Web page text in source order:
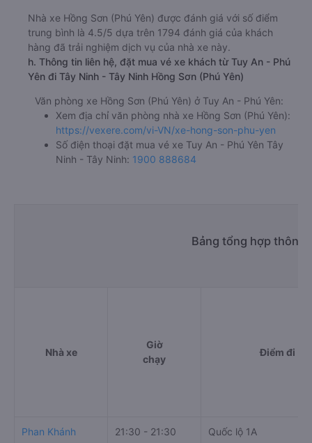
Nhà xe Hồng Sơn (Phú Yên) được đánh giá với số điểm
trung bình là 4.5/5 dựa trên 1794 đánh giá của khách
hàng đã trải nghiệm dịch vụ của nhà xe này.
h. Thông tin liên hệ, đặt mua vé xe khách từ Tuy An - Phú
Yên đi Tây Ninh - Tây Ninh Hồng Sơn (Phú Yên)
Văn phòng xe Hồng Sơn (Phú Yên) ở Tuy An - Phú Yên:
Xem địa chỉ văn phòng nhà xe Hồng Sơn (Phú Yên):
https://vexere.com/vi-VN/xe-hong-son-phu-yen
Số điện thoại đặt mua vé xe Tuy An - Phú Yên Tây
Ninh - Tây Ninh: 1900 888684
Bảng tổng hợp thông
Nhà xe
Giờ
chạy
Điểm đi
Phan Khánh 21:30 - 21:30 Quốc lộ 1A